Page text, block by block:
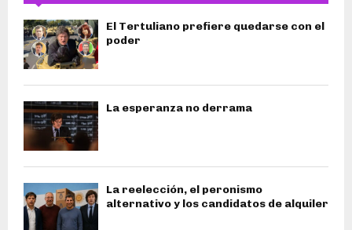
El Tertuliano prefiere quedarse con el
poder
La esperanza no derrama
La reelección, el peronismo
alternativo y los candidatos de alquiler